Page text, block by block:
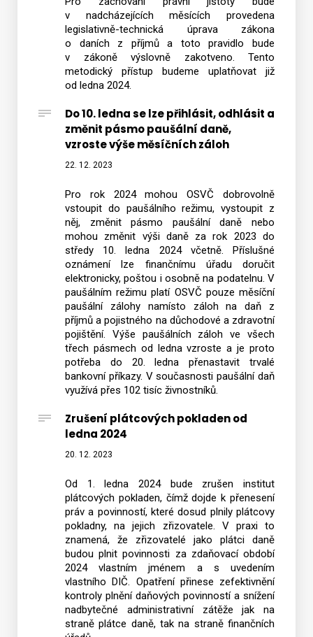
v nadcházejících měsících provedena
legislativně-technická úprava zákona
o daních z příjmů a toto pravidlo bude
v zákoně výslovně zakotveno. Tento
metodický přístup budeme uplatňovat již
od ledna 2024.
Do 10. ledna se lze přihlásit, odhlásit a
změnit pásmo paušální daně,
vzroste výše měsíčních záloh
22. 12. 2023
Pro rok 2024 mohou OSVČ dobrovolně
vstoupit do paušálního režimu, vystoupit z
něj, změnit pásmo paušální daně nebo
mohou změnit výši daně za rok 2023 do
středy 10. ledna 2024 včetně. Příslušné
oznámení lze finančnímu úřadu doručit
elektronicky, poštou i osobně na podatelnu. V
paušálním režimu platí OSVČ pouze měsíční
paušální zálohy namísto záloh na daň z
příjmů a pojistného na důchodové a zdravotní
pojištění. Výše paušálních záloh ve všech
třech pásmech od ledna vzroste a je proto
potřeba do 20. ledna přenastavit trvalé
bankovní příkazy. V současnosti paušální daň
využívá přes 102 tisíc živnostníků.
Zrušení plátcových pokladen od
ledna 2024
20. 12. 2023
Od 1. ledna 2024 bude zrušen institut
plátcových pokladen, čímž dojde k přenesení
práv a povinností, které dosud plnily plátcovy
pokladny, na jejich zřizovatele. V praxi to
znamená, že zřizovatelé jako plátci daně
budou plnit povinnosti za zdaňovací období
2024 vlastním jménem a s uvedením
vlastního DIČ. Opatření přinese zefektivnění
kontroly plnění daňových povinností a snížení
nadbytečné administrativní zátěže jak na
straně plátce daně, tak na straně finančních